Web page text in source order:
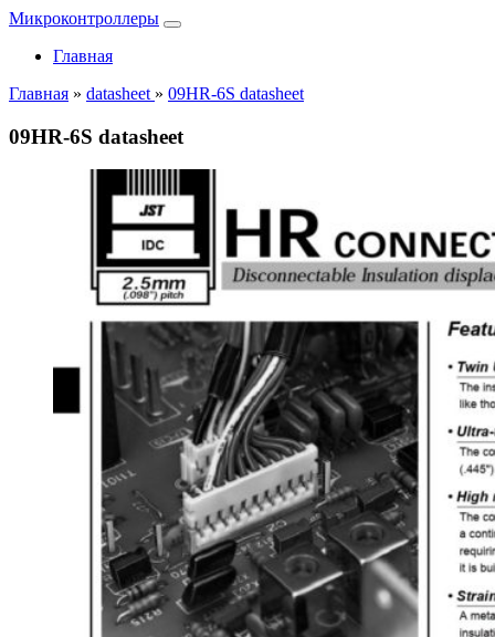
Микроконтроллеры
Главная
Главная » datasheet » 09HR-6S datasheet
09HR-6S datasheet